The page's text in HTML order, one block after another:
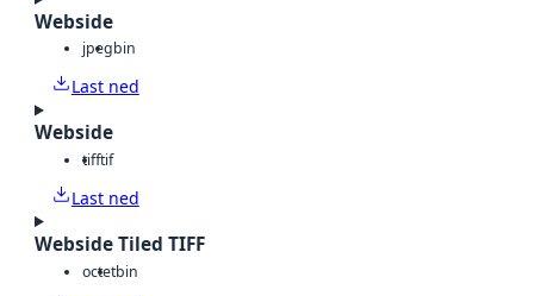
Webside
jpegbin
Last ned
Webside
tifftif
Last ned
Webside Tiled TIFF
octetbin